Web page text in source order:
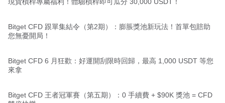
現貨槓桿專屬福利！體驗槓桿即可瓜分 30,000 USDT！
Bitget CFD 跟單集結令（第2期）：膨脹獎池新玩法！首單包賠助
您無憂開局！
Bitget CFD 6 月狂歡：好運開刮限時回歸，最高 1,000 USDT 等您
來拿
Bitget CFD 王者冠軍賽（第五期）：0 手續費 + $90K 獎池 = CFD